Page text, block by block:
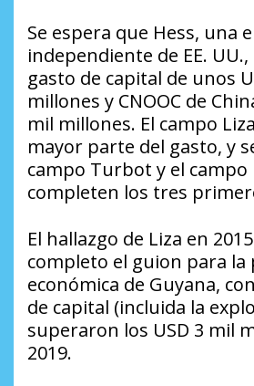
Se espera que Hess, una
independiente de EE.
gasto de capital de unos
millones y CNOOC de
mil millones. El campo
mayor parte del gasto, y
campo Turbot y el campo
completen los tres
El hallazgo de Liza en
completo el guion para la
económica de Guyana,
de capital (incluida la
superaron los USD 3 mil
2019.